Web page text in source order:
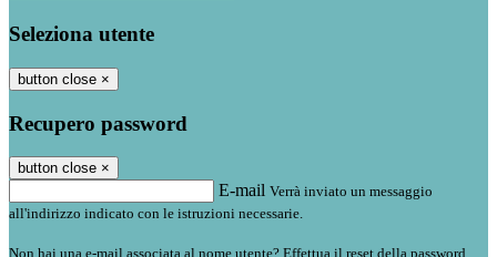
Seleziona utente
button close ×
Recupero password
button close ×
E-mail Verrà inviato un messaggio
all'indirizzo indicato con le istruzioni necessarie.
Non hai una e-mail associata al nome utente? Effettua il reset della password